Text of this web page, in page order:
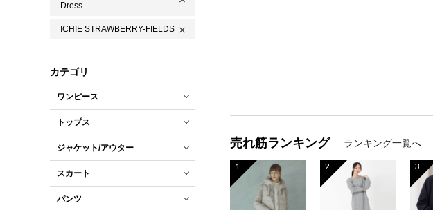
Dress
ICHIE STRAWBERRY-FIELDS
カテゴリ
ワンピース
トップス
ジャケット/アウター
スカート
パンツ
売れ筋ランキング ランキング一覧へ
1 2 3